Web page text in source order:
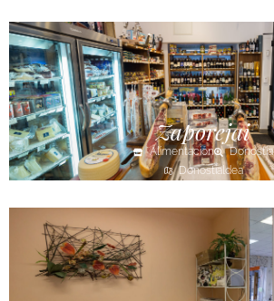
Zaporejai
Alimentación
Donostia
Donostialdea